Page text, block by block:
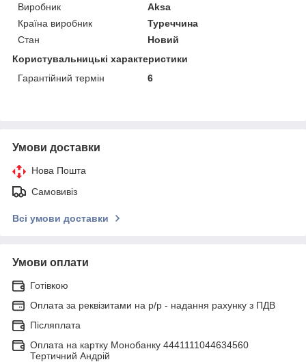
Виробник
Aksa
Країна виробник
Туреччина
Стан
Новий
Користувальницькі характеристики
Гарантійний термін
6
Умови доставки
Нова Пошта
Самовивіз
Всі умови доставки
Умови оплати
Готівкою
Оплата за реквізитами на р/р - надання рахунку з ПДВ
Післяплата
Оплата на картку Монобанку 4441111044634560
Тертичний Андрій